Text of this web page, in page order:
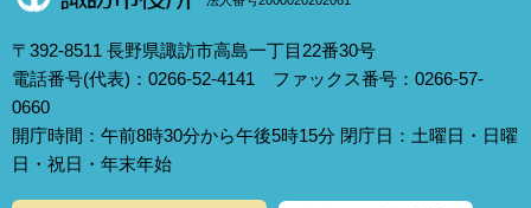
〒392-8511 長野県諏訪市高島一丁目22番30号
電話番号(代表)：0266-52-4141 ファックス番号：0266-57-
0660
開庁時間：午前8時30分から午後5時15分 閉庁日：土曜日・日曜
日・祝日・年末年始